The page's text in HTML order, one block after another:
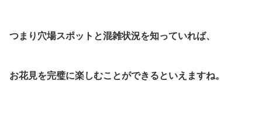
つまり穴場スポットと混雑状況を知っていれば、
お花見を完璧に楽しむことができるといえますね。